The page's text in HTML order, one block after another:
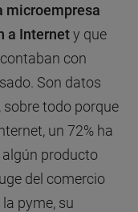
microempresa
a Internety que
con
Son datos
sobre todo porque
un 72% ha
producto
del comercio
pyme, su